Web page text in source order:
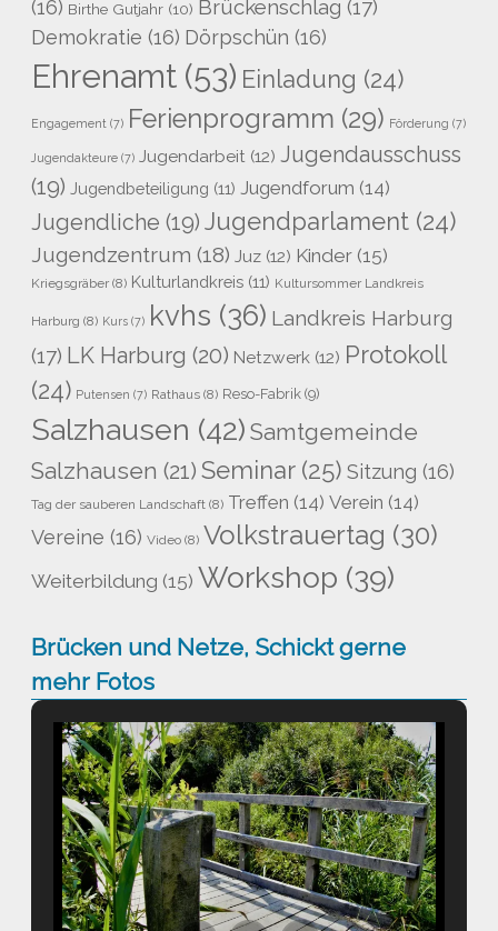
(16) Birthe Gutjahr (10) Brückenschlag (17)
Demokratie (16) Dörpschün (16)
Ehrenamt (53) Einladung (24)
Engagement (7) Ferienprogramm (29) Förderung (7)
Jugendakteure (7) Jugendarbeit (12) Jugendausschuss
(19) Jugendbeteiligung (11) Jugendforum (14)
Jugendliche (19) Jugendparlament (24)
Jugendzentrum (18) Juz (12) Kinder (15)
Kriegsgräber (8) Kulturlandkreis (11) Kultursommer Landkreis
Harburg (8) Kurs (7) kvhs (36) Landkreis Harburg
(17) LK Harburg (20) Netzwerk (12) Protokoll
(24) Putensen (7) Rathaus (8) Reso-Fabrik (9)
Salzhausen (42) Samtgemeinde
Salzhausen (21) Seminar(25) Sitzung (16)
Tag der sauberen Landschaft (8) Treffen (14) Verein (14)
Vereine (16) Video (8) Volkstrauertag (30)
Weiterbildung (15) Workshop (39)
Brücken und Netze, Schickt gerne
mehr Fotos